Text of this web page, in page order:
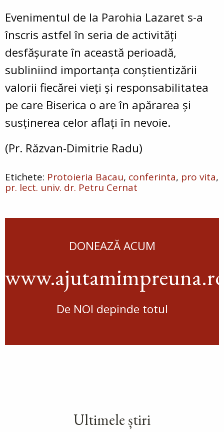
Evenimentul de la Parohia Lazaret s-a
înscris astfel în seria de activități
desfășurate în această perioadă,
subliniind importanța conștientizării
valorii fiecărei vieți și responsabilitatea
pe care Biserica o are în apărarea și
susținerea celor aflați în nevoie.
(Pr. Răzvan-Dimitrie Radu)
Protoieria Bacau conferinta pro vita
pr. lect. univ. dr. Petru Cernat
DONEAZĂ ACUM
De NOI depinde totul
Ultimele știri